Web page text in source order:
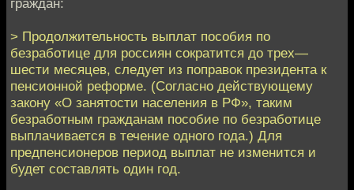
граждан:
> Продолжительность выплат пособия по
безработице для россиян сократится до трех—
шести месяцев, следует из поправок президента к
пенсионной реформе. (Согласно действующему
закону «О занятости населения в РФ», таким
безработным гражданам пособие по безработице
выплачивается в течение одного года.) Для
предпенсионеров период выплат не изменится и
будет составлять один год.